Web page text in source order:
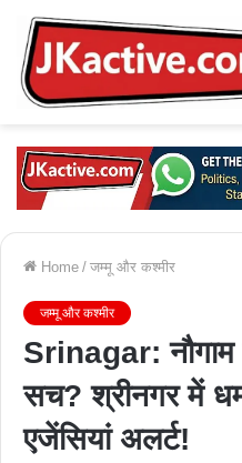
Home / जम्मू और कश्मीर
जम्मू और कश्मीर
Srinagar: नौगाम
सच? श्रीनगर में
एजेंसियां अलर्ट!